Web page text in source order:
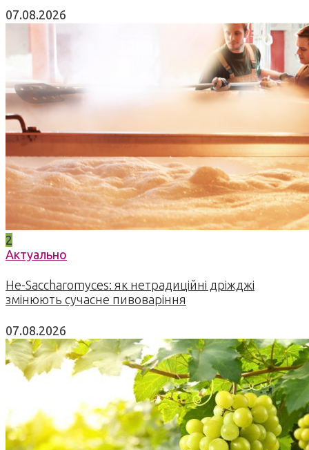
07.08.2026
2
Актуально
Не-Saccharomyces: як нетрадиційні дріжджі
змінюють сучасне пивоваріння
07.08.2026